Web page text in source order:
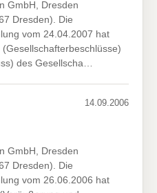
GmbH, Dresden
Dresden). Die
vom 24.04.2007 hat
des Gesellscha…
14.09.2006
GmbH, Dresden
Dresden). Die
vom 26.06.2006 hat